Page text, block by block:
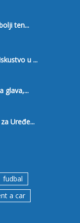
ten...
u ...
glava,...
Uređe...
fudbal
a car